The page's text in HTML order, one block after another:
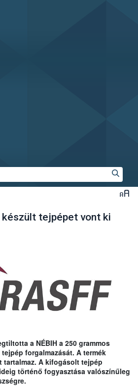
készült tejpépet vont ki
a NÉBIH a 250 grammos
forgalmazását. A termék
tartalmaz. A kifogásolt tejpép
történő fogyasztása valószínűleg